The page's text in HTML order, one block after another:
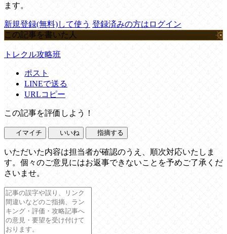
ます。
新規登録(無料)して使う 登録済みの方はログイン
この記事を書いた人
トレクル攻略班
ポスト
LINEで送る
URLコピー
この記事を評価しよう！
イマイチ いいね 指摘する
いただいた内容は担当者が確認のうえ、順次対応いたしま
す。個々のご意見にはお返事できないことを予めご了承くだ
さいませ。